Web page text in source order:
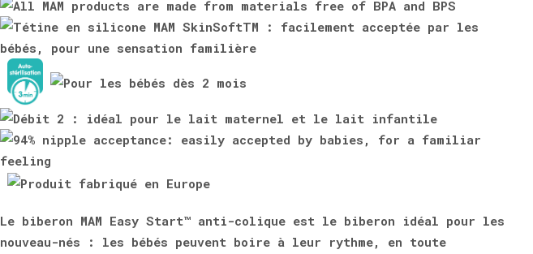
Le biberon MAM Easy Start™ anti-colique est le biberon idéal pour les
nouveau-nés : les bébés peuvent boire à leur rythme, en toute